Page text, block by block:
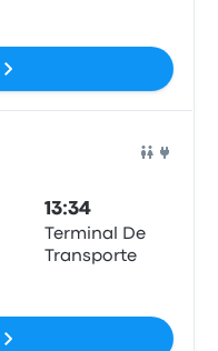
13:34
Terminal De
Transporte